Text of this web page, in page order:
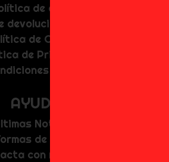
de envíos
devolución y anulación
de Cookies
de Privacidad
de uso
AYUDA
Noticias
de Pago
con nosotros